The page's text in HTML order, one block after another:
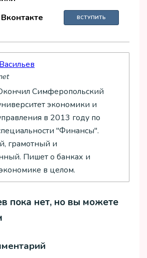
ВСТУПИТЬ
Симферопольский
экономики и
в 2013 году по
"Финансы".
грамотный и
Пишет о банках и
в целом.
пока нет, но вы можете